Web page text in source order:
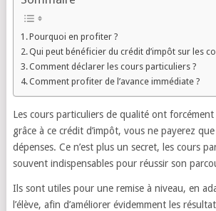
Pourquoi en profiter ?
Qui peut bénéficier du crédit d’impôt sur les
Comment déclarer les cours particuliers ?
Comment profiter de l’avance immédiate ?
Les cours particuliers de qualité ont
grâce à ce crédit d’impôt, vous ne payerez
dépenses. Ce n’est plus un secret, les cours
souvent indispensables pour réussir son
Ils sont utiles pour une remise à niveau, en
l’élève, afin d’améliorer évidemment les